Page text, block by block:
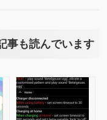
事も読んでいます